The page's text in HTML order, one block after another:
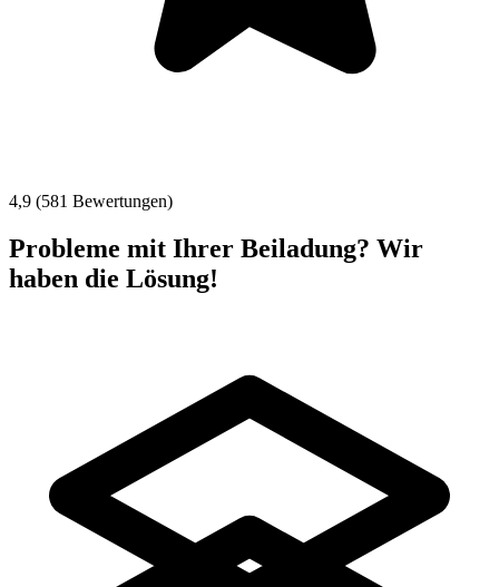
4,9 (581 Bewertungen)
Probleme mit Ihrer Beiladung? Wir
haben die Lösung!